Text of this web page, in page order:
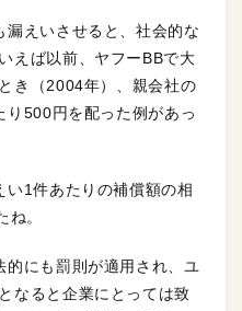
えいさせると、社会的な
えば以前、ヤフーBBで大
き（2004年）、親会社の
り500円を配った例があっ
1件あたりの補償額の相
。
にも罰則が適用され、ユ
なると企業にとっては致